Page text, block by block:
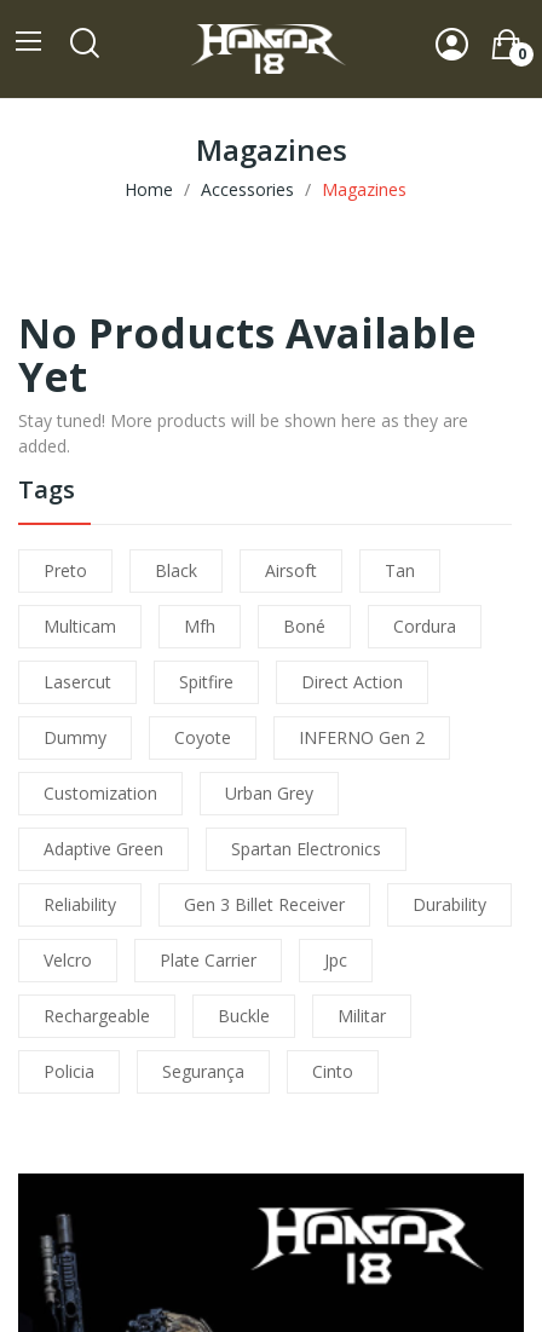
0
Magazines
Home Accessories Magazines
Tags
Preto Black Airsoft Tan
Multicam Mfh Boné Cordura
Lasercut Spitfire Direct Action
Dummy Coyote INFERNO Gen 2
Customization Urban Grey
Adaptive Green Spartan Electronics
Reliability Gen 3 Billet Receiver Durability
Velcro Plate Carrier Jpc
Rechargeable Buckle Militar
Policia Segurança Cinto
No Products Available
Yet
Stay tuned! More products will be shown here as they are
added.